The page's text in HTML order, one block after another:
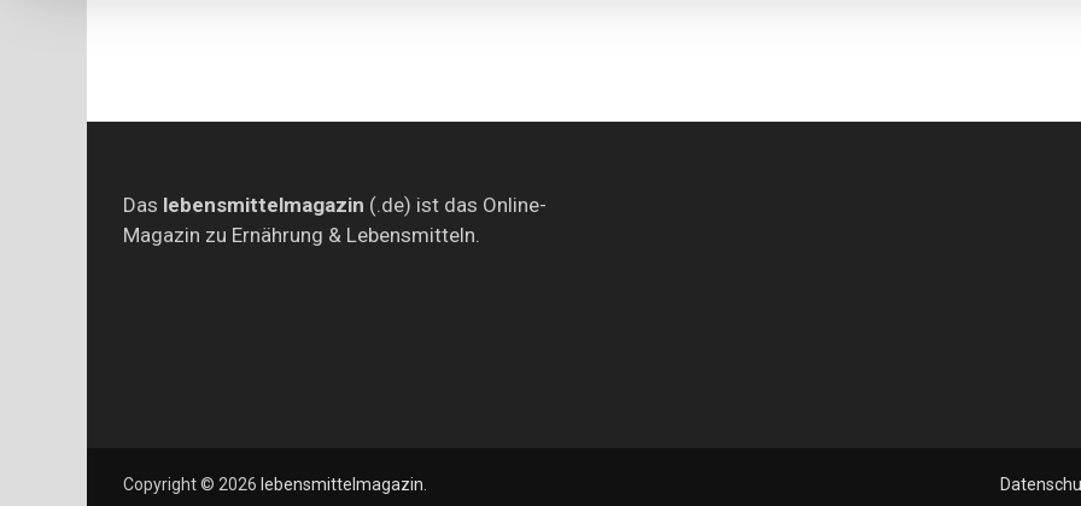
Das lebensmittelmagazin (.de) ist das Online-
Magazin zu Ernährung & Lebensmitteln.
Copyright © 2026 lebensmittelmagazin